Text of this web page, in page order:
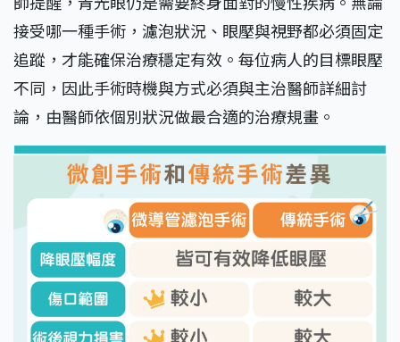
接受哪一種手術，濾泡狀況、眼壓與視野都必須固定
追蹤，才能確保治療穩定有效。每位病人的目標眼壓
不同，因此手術時機與方式必須與主治醫師詳細討
論，由醫師依個別狀況做最合適的治療規畫。